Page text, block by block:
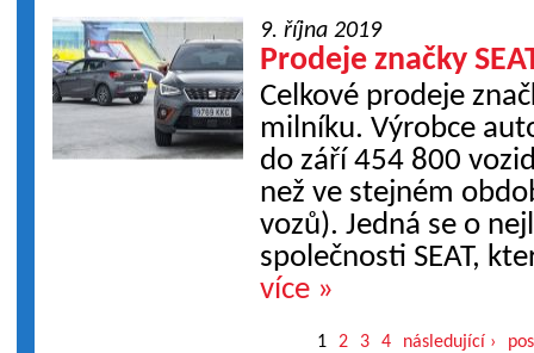
9. října 2019
Prodeje značky
Celkové prodeje
milníku. Výrobce
do září 454 800
než ve stejném
vozů). Jedná se o
společnosti SEAT,
více »
1 2 3 4 následující ›